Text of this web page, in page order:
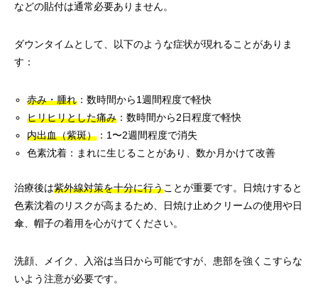
などの貼付は通常必要ありません。
ダウンタイムとして、以下のような症状が現れることがありま
す：
赤み・腫れ ：数時間から1週間程度で軽快
ヒリヒリとした痛み ：数時間から2日程度で軽快
内出血（紫斑） ：1〜2週間程度で消失
色素沈着：まれに生じることがあり、数か月かけて改善
治療後は紫外線対策を十分に行うことが重要です。日焼けすると
色素沈着のリスクが高まるため、日焼け止めクリームの使用や日
傘、帽子の着用を心がけてください。
洗顔、メイク、入浴は当日から可能ですが、患部を強くこすらな
いよう注意が必要です。